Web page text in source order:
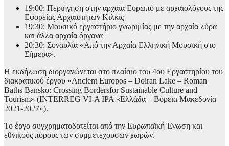
19:00: Περιήγηση στην αρχαία Ευρωπό με αρχαιολόγους της
Εφορείας Αρχαιοτήτων Κιλκίς
19:30: Μουσικό εργαστήριο γνωριμίας με την αρχαία λύρα
και άλλα αρχαία όργανα
20:30: Συναυλία «Από την Αρχαία Ελληνική Μουσική στο
Σήμερα».
Η εκδήλωση διοργανώνεται στο πλαίσιο του 4ου Eργαστηρίου του
διακρατικού έργου «Ancient Europos – Doiran Lake – Roman
Baths Bansko: Crossing Bordersfor Sustainable Culture and
Tourism» (INTERREG VI-A IPA «Ελλάδα – Βόρεια Μακεδονία
2021-2027»).
Το έργο συγχρηματοδοτείται από την Ευρωπαϊκή Ένωση και
εθνικούς πόρους των συμμετεχουσών χωρών.